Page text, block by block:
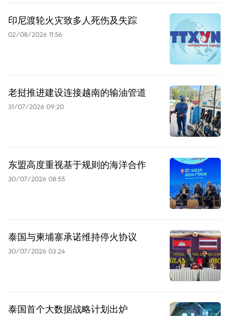
印尼渡轮火灾致多人死伤及失踪
02/08/2026 11:56
老挝推进建设连接越南的输油管道
31/07/2026 09:20
东盟高度重视基于规则的海洋合作
30/07/2026 08:55
泰国与柬埔寨承诺维持停火协议
30/07/2026 03:24
泰国首个大数据战略计划出炉